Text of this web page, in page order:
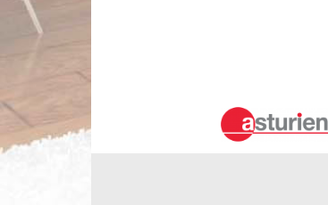
idéal pour un résultat durable.
Comment réussir une
La terrasse a pour rôle d’être un